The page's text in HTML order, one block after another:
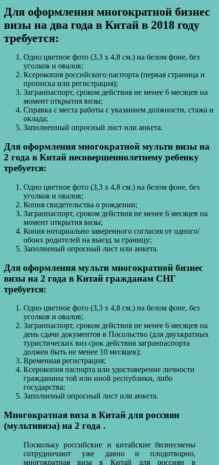
Для оформления многократной бизнес
визы на два года в Китай в 2018 году
требуется:
Одно цветное фото (3,3 х 4,8 см.) на белом фоне, без
уголков и овалов;
Ксерокопия российского паспорта (первая страница и
прописка или регистрация);
Загранпаспорт, сроком действия не менее 6 месяцев на
момент открытия визы;
Справка с места работы с указанием должности, стажа и
оклада;
Заполненный опросный лист или анкета.
Для оформления многократной мульти визы на
2 года в Китай несовершеннолетнему ребенку
требуется:
Одно цветное фото (3,3 х 4,8 см.) на белом фоне, без
уголков и овалов;
Копия свидетельства о рождении;
Загранпаспорт, сроком действия не менее 6 месяцев на
момент открытия визы;
Копия нотариально заверенного согласия от одного/
обоих родителей на выезд за границу;
Заполненый опросный лист или анкета.
Для оформления мульти многократной бизнес
визы на 2 года в Китай гражданам СНГ
требуется:
Одно цветное фото (3,3 х 4,8 см.) на белом фоне, без
уголков и овалов;
Загранпаспорт, сроком действия не менее 6 месяцев на
день сдачи документов в Посольство (для двухкратных
туристических виз срок действия загранпаспорта
должен быть не менее 10 месяцев);
Временная регистрация;
Ксерокопия паспорта или удостоверение личности
гражданина той или иной республики, либо
государства;
Заполненый опросный лист или анкета.
Многократная виза в Китай для россиян
(мультивиза) на 2 года .
Поскольку российские и китайские бизнесмены
сотрудничают уже давно и плодотворно,
многократная виза в Китай для россиян в